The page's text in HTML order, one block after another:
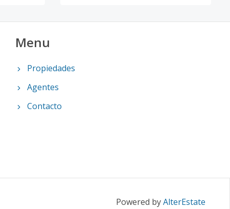
Menu
Propiedades
Agentes
Contacto
Powered byAlterEstate